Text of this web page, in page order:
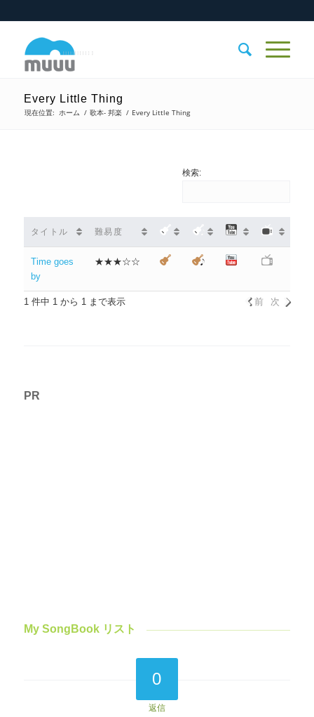
Every Little Thing
現在位置: ホーム / 歌本- 邦楽 / Every Little Thing
検索:
タイトル 難易度
Time goes
by
★★★☆☆
1 件中 1 から 1 まで表示 前 次
PR
My SongBook リスト
0
返信